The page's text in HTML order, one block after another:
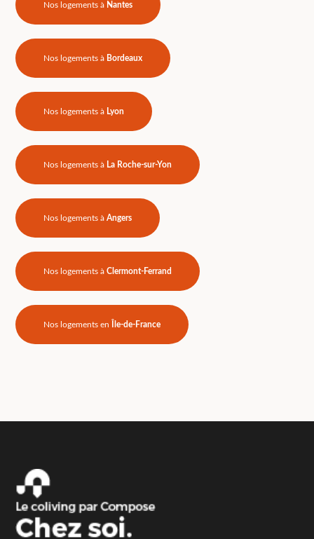
Nos logements à Nantes
Nos logements à Bordeaux
Nos logements à Lyon
Nos logements à La Roche-sur-Yon
Nos logements àAngers
Nos logements àClermont-Ferrand
Nos logements en Île-de-France